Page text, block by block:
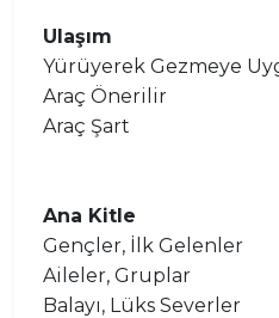
Ulaşım
Yürüyerek Gezmeye
Araç Önerilir
Araç Şart
Ana Kitle
Gençler, İlk Gelenler
Aileler, Gruplar
Balayı, Lüks Severler